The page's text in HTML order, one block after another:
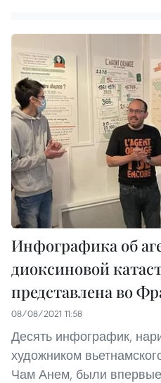
Инфографика об
диоксиновой
представлена ​​во
08/08/2021 11:58
Десять инфографик,
художником
Чам Анем, были